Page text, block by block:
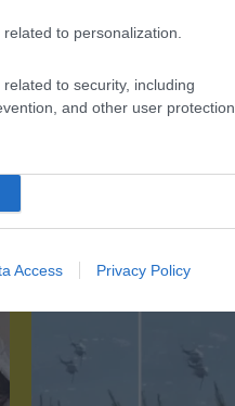
to personalization.
to security, including
and other user protection.
Access Privacy Policy